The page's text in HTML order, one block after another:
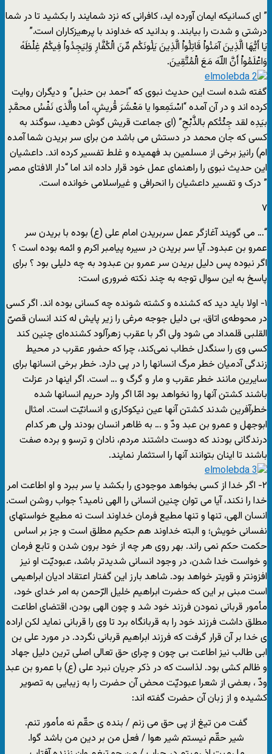
” ای کسانیکه ایمان آورده اید، کافرانی که نزد شمایند را بکشید تا در شما
درشتی و شدت را بیابند. و بدانید که خداوند با پرهیزکاران است.”
یَا أَیُّهَا الَّذِینَ آمَنُواْ قَاتِلُواْ الَّذِینَ یَلُونَکُم مِّنَ الْکُفَّارِ وَلِیَجِدُواْ فِیکُمْ غِلْظَهً
وَاعْلَمُواْ أَنَّ اللّهَ مَعَ الْمُتَّقِینَ.
گفته شده است این حدیث نبوی که “احمد بن حنبل” و دیگران روایت
کرده اند و در آن آمده “اسْتَمِعوا یا مَعْشَرَ قُریشٍ، أما والَّذی نَفْسُ محمَّدٍ
بیَدِه لقد جِئْتُکم بالذَّبْحِ” (ای جماعت قریش گوش دهید، سوگند به
کسی که جان محمد در دستش می باشد من برای سر بریدن شما آمده
ام) رانیز برخی از مسلمین بد فهمیده و غلط تفسیر کرده اند. داعشیان
این حدیث نبوی را راهنمای عمل خود قرار داده اند اما “دار الافتای مصر
” درک و تفسیر داعشیان را انحرافی و غیراسلامی خوانده است.
۷
“… می گویند آغازگر عمل سربریدن امام علی (ع) بوده با بریدن سر
عمرو بن عبدود. آیا سر بریدن در سیره پیامبر اکرم و ائمه بوده است ؟
اگر نبوده پس دلیل بریدن سر عمرو بن عبدود به چه دلیلی بود ؟ برای
پاسخ به این سوال توجه به چند نکته ضروری است:
۱- اولا باید دید که کشنده و کشته شونده چه کسانی بوده اند. اگر کسی
در محوطه‌ی اتاق، بی دلیل جوجه مرغی را زیر پایش له کند انسان قصیّ
القلبی قلمداد می شود ولی اگر با عقرب زهرآلود کشنده‌ای چنین کند
کسی وی را سنگدل خطاب نمی‌کند، چرا که حضور عقرب در محیط
زندگی آدمیان خطر مرگ انسانها را در پی دارد. خطر برخی انسانها برای
سایرین مانند خطر عقرب و مار و گرگ و … است. اگر اینها در عزلت
باشند کشتن آنها روا نخواهد بود امّا اگر وارد حریم انسانها شده
خطرآفرین شدند کشتن آنها عین نیکوکاری و انسانیّت است. امثال
ابوجهل و عمرو بن عبد ودّ و … به ظاهر انسان بودند ولی هر کدام
درندگانی بودند که دوست داشتند مردم، نادان و ترسو و برده صفت
باشند تا اینان بتوانند آنها را استثمار نمایند.
۲- اگر خدا از کسی بخواهد موجودی را بکشد یا سر ببرد و او اطاعت امر
خدا را نکند، آیا می توان چنین انسانی را الهی نامید؟ جواب روشن است.
انسان الهی، تنها و تنها مطیع فرمان خداوند است نه مطیع خواستهای
نفسانی خویش؛ و البته خداوند هم حکیم مطلق است و جز بر اساس
حکمت حکم نمی راند. بهر روی هر چه از خود برون شدن و تابع فرمان
و خواست خدا شدن، در وجود انسانی شدیدتر باشد، عبودیّت او نیز
افزونتر و قویتر خواهد بود. شاهد بارز این گفتار اعتقاد ادیان ابراهیمی
است مبنی بر این که حضرت ابراهیم خلیل الرّحمن به امر خدای خود،
مأمور قربانی نمودن فرزند خود شد و چون الهی بودن، اقتضای اطاعت
مطلق داشت فرزند خود را به قربانگاه برد تا وی را قربانی نماید لکن اراده
ی خدا بر آن قرار گرفت که فرزند ابراهیم قربانی نگردد. در مورد علی بن
ابی طالب نیز اطاعت بی چون و چرای حق تعالی اصلی ترین دلیل جهاد
و ظالم کشی بود. لذاست که در ذکر جریان نبرد علی (ع) با عمرو بن عبد
ودّ ، بعضی از شعرا عبودیّت محض آن حضرت را به زیبایی به تصویر
کشیده و از زبان آن حضرت گفته اند:
گفت من تیغ از پی حق می زنم / بنده ی حقّم نه مأمور تنم.
شیر حقّم نیستم شیر هوا / فعل من بر دین من باشد گوا.